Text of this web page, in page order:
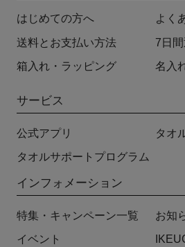
はじめての方へ よく
送料とお支払い方法 7日
箱入れ・ラッピング 名入
サービス
公式アプリ タオ
タオルサポートプログラム
インフォメーション
特集・キャンペーン一覧 お知
イベント